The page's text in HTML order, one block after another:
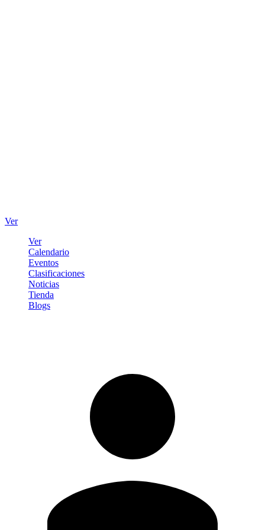
Ver
Ver
Calendario
Eventos
Clasificaciones
Noticias
Tienda
Blogs